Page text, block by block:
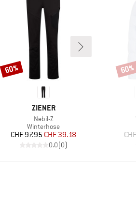
MARKE
ZIENER
Artikel
Nebil-Z
Produktgruppe
Winterhose
Preis
CHF 97.95 reduzierter Preis
CHF 39.18
0.0(0)
Rabatt
60% 60%